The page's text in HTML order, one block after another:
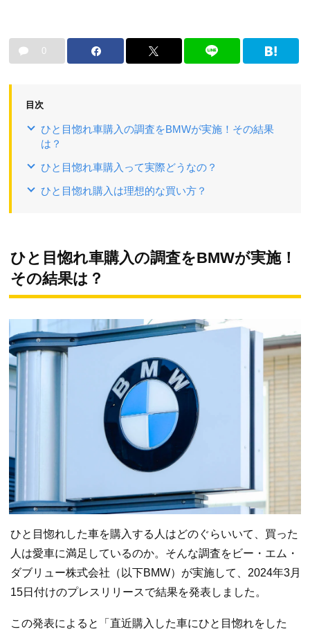
0
目次
ひと目惚れ車購入の調査をBMWが実施！その結果
は？
ひと目惚れ車購入って実際どうなの？
ひと目惚れ購入は理想的な買い方？
ひと目惚れ車購入の調査をBMWが実施！
その結果は？
ひと目惚れした車を購入する人はどのぐらいいて、買った
人は愛車に満足しているのか。そんな調査をビー・エム・
ダブリュー株式会社（以下BMW）が実施して、2024年3月
15日付けのプレスリリースで結果を発表しました。
この発表によると「直近購入した車にひと目惚れをした